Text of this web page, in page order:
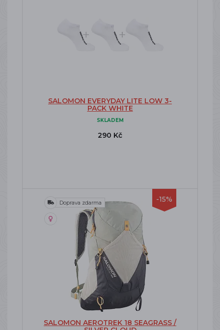
SALOMON EVERYDAY LITE LOW 3-
PACK WHITE
SKLADEM
290 Kč
-15%
Doprava zdarma
SALOMON AEROTREK 18 SEAGRASS /